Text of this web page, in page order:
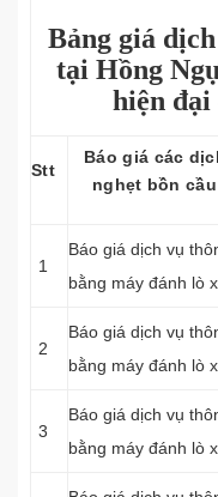
Bảng giá
tại Hồng
hiện đại
Stt
Báo giá các
nghẹt bồn
1
Báo giá dịch vụ
bằng máy đánh lò
2
Báo giá dịch vụ
bằng máy đánh lò
3
Báo giá dịch vụ
bằng máy đánh lò